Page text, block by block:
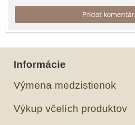
Pridať komentár
Informácie
Výmena medzistienok
Výkup včelích produktov